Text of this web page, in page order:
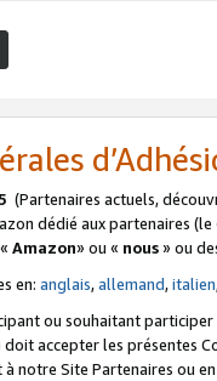
(Partenaires actuels,
dédié aux partenaires (le
Amazon» ou « nous» ou
en: anglais,allemand,italien
ou souhaitant
doit accepter les présentes
notre Site Partenaires ou